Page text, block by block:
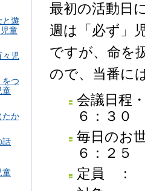
と遊
童
々児
をつ
童
たか
話
童
最初の活動日
週は「必ず」
ですが、命を
ので、当番に
会議日程
６：３０
毎日のお
６：２５
定員 ：